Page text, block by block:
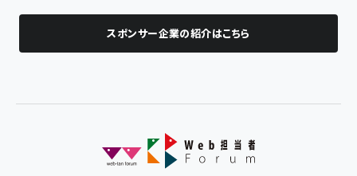
スポンサー企業の紹介はこちら